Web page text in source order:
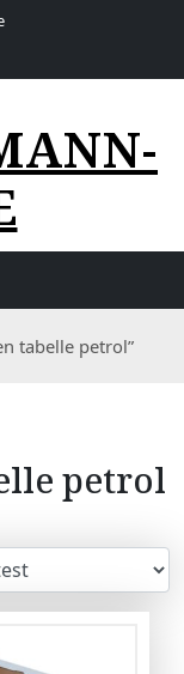
tabelle petrol”
petrol